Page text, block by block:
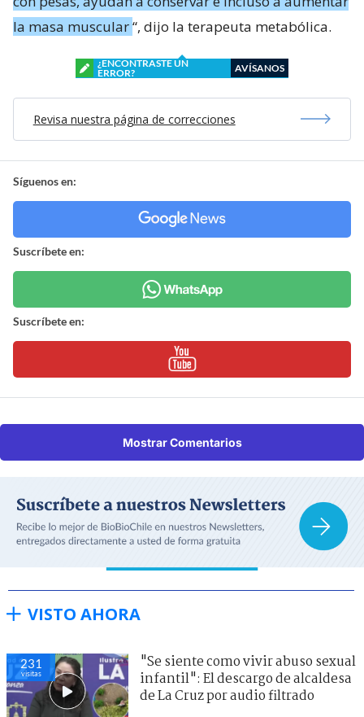
la masa muscular“, dijo la terapeuta metabólica.
¿ENCONTRASTE UN
ERROR?
AVÍSANOS
Revisa nuestra página de correcciones
Síguenos en:
Suscríbete en:
Suscríbete en:
Mostrar Comentarios
VISTO AHORA
231
visitas
"Se siente como vivir abuso sexual
infantil": El descargo de alcaldesa
de La Cruz por audio filtrado